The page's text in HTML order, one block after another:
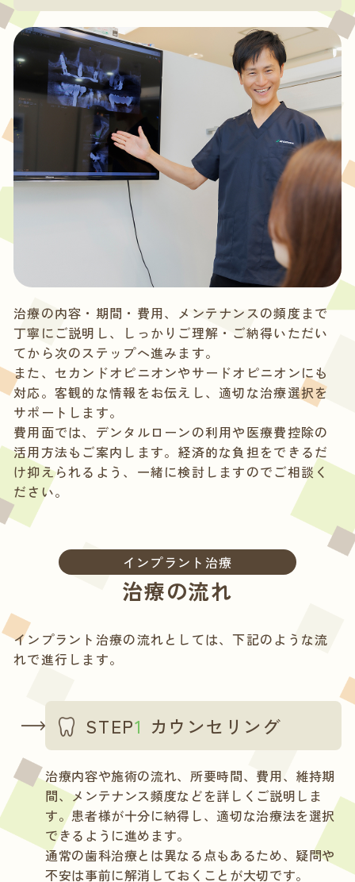
治療の内容・期間・費用、メンテナンスの頻度まで
丁寧にご説明し、しっかりご理解・ご納得いただい
てから次のステップへ進みます。
また、セカンドオピニオンやサードオピニオンにも
対応。客観的な情報をお伝えし、適切な治療選択を
サポートします。
費用面では、デンタルローンの利用や医療費控除の
活用方法もご案内します。経済的な負担をできるだ
け抑えられるよう、一緒に検討しますのでご相談く
ださい。
インプラント治療
治療の流れ
インプラント治療の流れとしては、下記のような流
れで進行します。
STEP1 カウンセリング
治療内容や施術の流れ、所要時間、費用、維持期
間、メンテナンス頻度などを詳しくご説明しま
す。患者様が十分に納得し、適切な治療法を選択
できるように進めます。
通常の歯科治療とは異なる点もあるため、疑問や
不安は事前に解消しておくことが大切です。